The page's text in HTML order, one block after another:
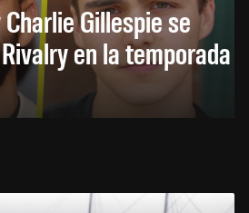
Gillespie se
en la temporada